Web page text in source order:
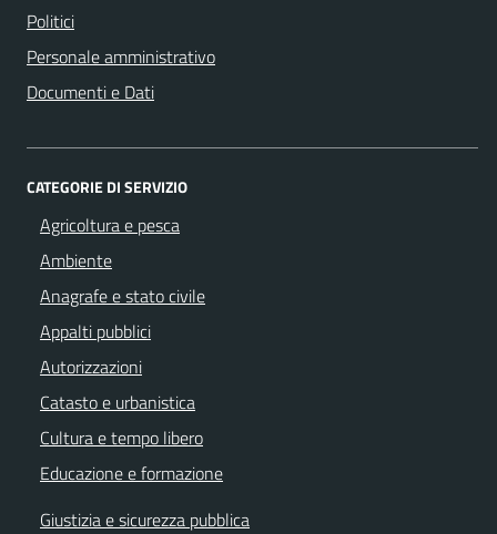
Politici
Personale amministrativo
Documenti e Dati
CATEGORIE DI SERVIZIO
Agricoltura e pesca
Ambiente
Anagrafe e stato civile
Appalti pubblici
Autorizzazioni
Catasto e urbanistica
Cultura e tempo libero
Educazione e formazione
Giustizia e sicurezza pubblica